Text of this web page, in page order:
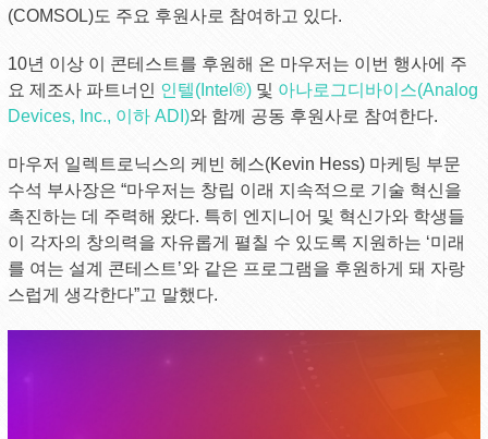
(COMSOL)도 주요 후원사로 참여하고 있다.
10년 이상 이 콘테스트를 후원해 온 마우저는 이번 행사에 주
요 제조사 파트너인 인텔(Intel®)및 아나로그디바이스(Analog
Devices, Inc., 이하 ADI)와 함께 공동 후원사로 참여한다.
마우저 일렉트로닉스의 케빈 헤스(Kevin Hess) 마케팅 부문
수석 부사장은 “마우저는 창립 이래 지속적으로 기술 혁신을
촉진하는 데 주력해 왔다. 특히 엔지니어 및 혁신가와 학생들
이 각자의 창의력을 자유롭게 펼칠 수 있도록 지원하는 ‘미래
를 여는 설계 콘테스트’와 같은 프로그램을 후원하게 돼 자랑
스럽게 생각한다”고 말했다.